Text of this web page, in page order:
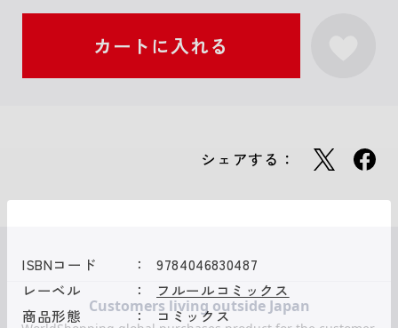
シェアする：
ISBNコード
9784046830487
レーベル
フルールコミックス
商品形態
コミックス